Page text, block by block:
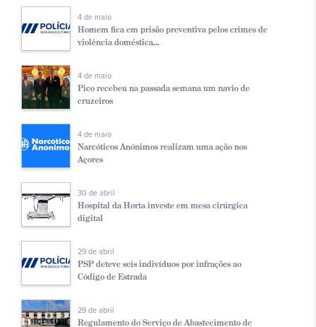
4 de maio
Homem fica em prisão preventiva pelos crimes de
violência doméstica...
4 de maio
Pico recebeu na passada semana um navio de
cruzeiros
4 de maio
Narcóticos Anónimos realizam uma ação nos
Açores
30 de abril
Hospital da Horta investe em mesa cirúrgica
digital
29 de abril
PSP deteve seis indivíduos por infrações ao
Código de Estrada
29 de abril
Regulamento do Serviço de Abastecimento de